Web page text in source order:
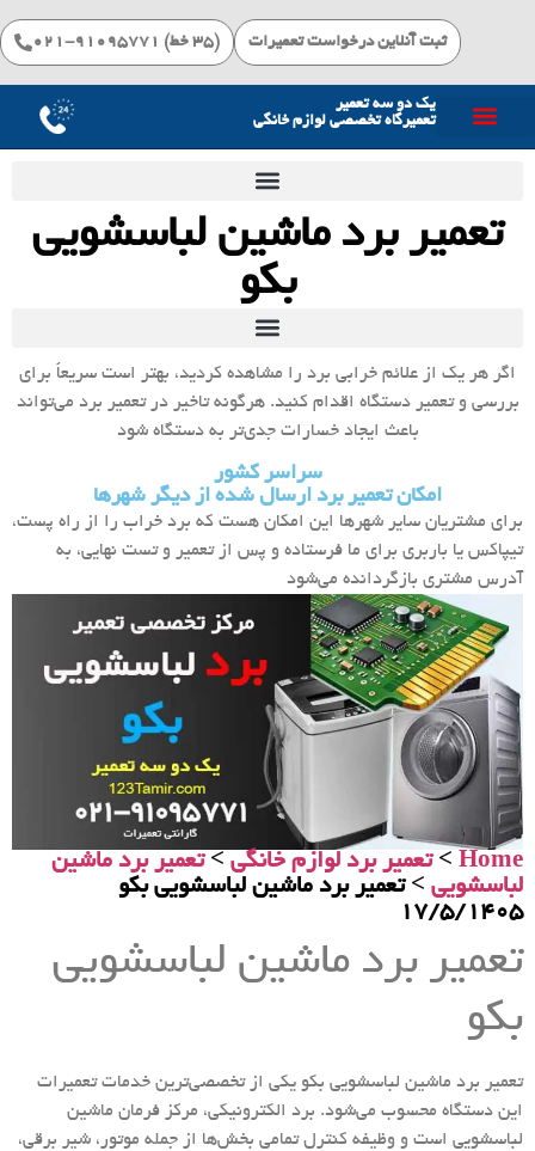
(۳۵ خط) 91095771-021 ثبت آنلاین درخواست تعمیرات
یک دو سه تعمیر
تعمیرگاه تخصصی لوازم خانگی
تعمیر برد ماشین لباسشویی
بکو
اگر هر یک از علائم خرابی برد را مشاهده کردید، بهتر است سریعاً برای
بررسی و تعمیر دستگاه اقدام کنید. هرگونه تاخیر در تعمیر برد می‌تواند
باعث ایجاد خسارات جدی‌تر به دستگاه شود
سراسر کشور
امکان تعمیر برد ارسال شده از دیگر شهرها
برای مشتریان سایر شهرها این امکان هست که برد خراب را از راه پست،
تیپاکس یا باربری برای ما فرستاده و پس از تعمیر و تست نهایی، به
آدرس مشتری بازگردانده می‌شود
Home
>تعمیر برد لوازم خانگی >تعمیر برد ماشین
لباسشویی > تعمیر برد ماشین لباسشویی بکو
17/5/1405
تعمیر برد ماشین لباسشویی
بکو
تعمیر برد ماشین لباسشویی بکو یکی از تخصصی‌ترین خدمات تعمیرات
این دستگاه محسوب می‌شود. برد الکترونیکی، مرکز فرمان ماشین
لباسشویی است و وظیفه کنترل تمامی بخش‌ها از جمله موتور، شیر برقی،